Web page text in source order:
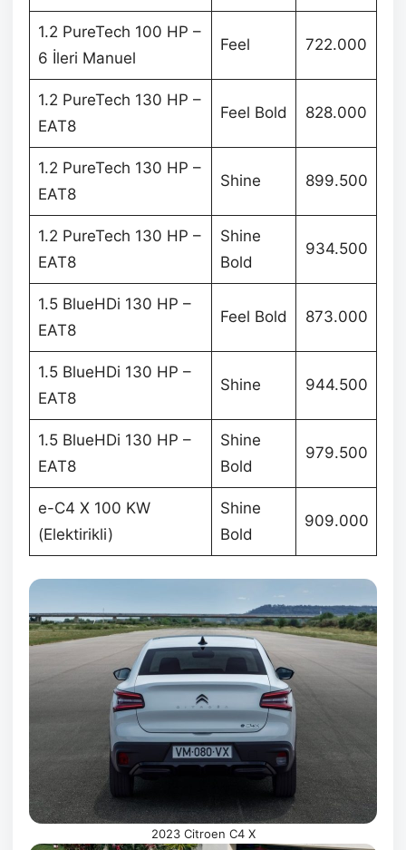
1.2 PureTech 100 HP –
6 İleri Manuel
Feel 722.000
1.2 PureTech 130 HP –
EAT8
Feel Bold 828.000
1.2 PureTech 130 HP –
EAT8
Shine 899.500
1.2 PureTech 130 HP –
EAT8
Shine
Bold
934.500
1.5 BlueHDi 130 HP –
EAT8
Feel Bold 873.000
1.5 BlueHDi 130 HP –
EAT8
Shine 944.500
1.5 BlueHDi 130 HP –
EAT8
Shine
Bold
979.500
e-C4 X 100 KW
(Elektirikli)
Shine
Bold
909.000
2023 Citroen C4 X